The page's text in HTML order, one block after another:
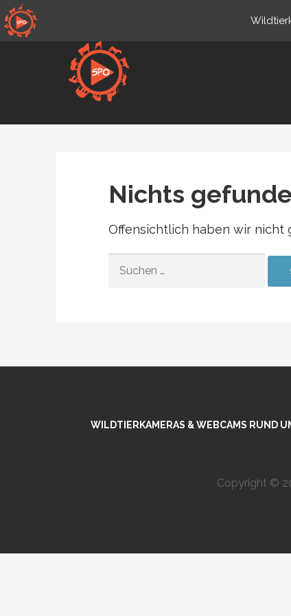
Zum
Inhalt
springen
Nichts
Offensichtlich haben wir nicht
NACH:
WILDTIERKAMERAS & WEBCAMS RUND
Copyright ©